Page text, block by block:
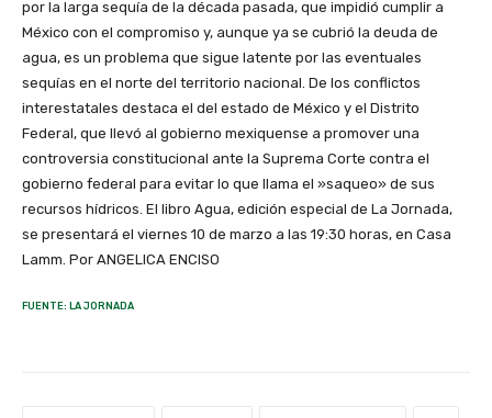
por la larga sequía de la década pasada, que impidió cumplir a
México con el compromiso y, aunque ya se cubrió la deuda de
agua, es un problema que sigue latente por las eventuales
sequías en el norte del territorio nacional. De los conflictos
interestatales destaca el del estado de México y el Distrito
Federal, que llevó al gobierno mexiquense a promover una
controversia constitucional ante la Suprema Corte contra el
gobierno federal para evitar lo que llama el »saqueo» de sus
recursos hídricos. El libro Agua, edición especial de La Jornada,
se presentará el viernes 10 de marzo a las 19:30 horas, en Casa
Lamm. Por ANGELICA ENCISO
FUENTE: LA JORNADA